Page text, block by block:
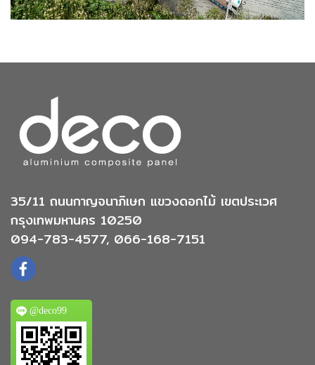
35/11 ถนนกาญจนาภิเษก แขวงดอกไม้ เขตประเวศ
กรุงเทพมหานคร 10250
094-783-4577, 066-168-7151
@deco99